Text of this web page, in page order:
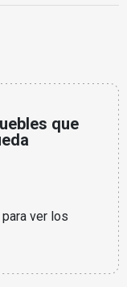
que
ver los